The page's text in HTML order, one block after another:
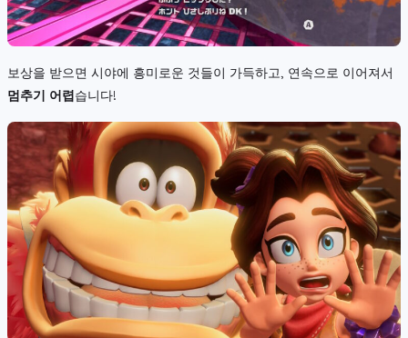
보상을 받으면 시야에 흥미로운 것들이 가득하고, 연속으로 이어져서
멈추기 어렵습니다!